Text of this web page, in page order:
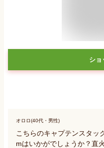
ショ
オロロ(40代・男性)
こちらのキャプテンスタッ
mはいかがでしょうか？直